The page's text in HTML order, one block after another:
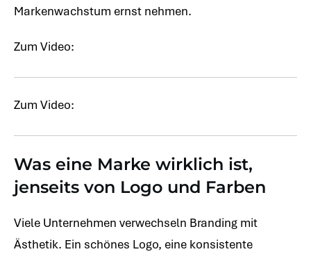
Markenwachstum ernst nehmen.
Zum Video:
Zum Video:
Was eine Marke wirklich ist,
jenseits von Logo und Farben
Viele Unternehmen verwechseln Branding mit
Ästhetik. Ein schönes Logo, eine konsistente